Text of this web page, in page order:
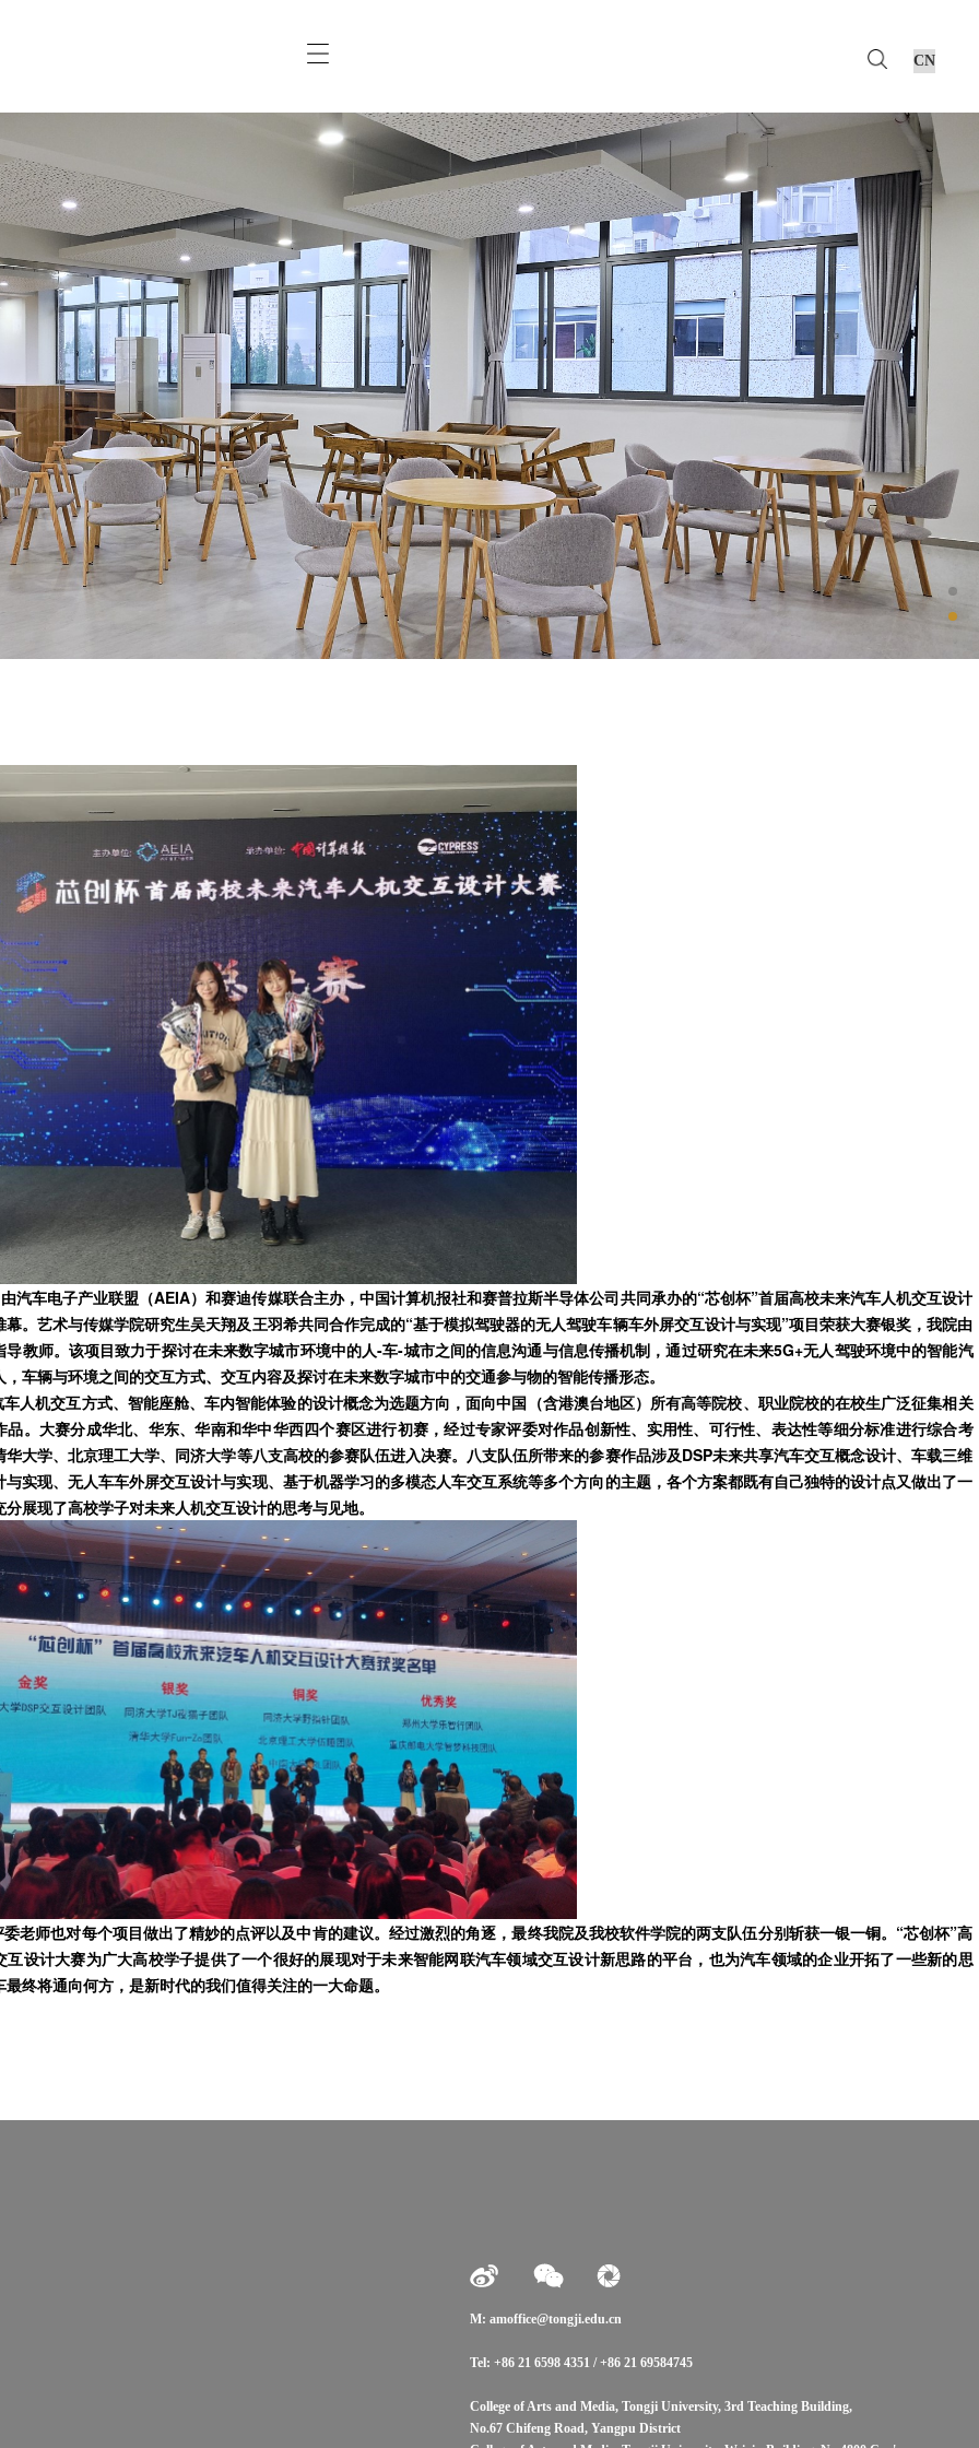
车电子产业联盟（AEIA）和赛迪传媒联合主办，中国计算机报社和赛普拉斯半导体公司共同承办的“芯创杯”首届高校未来汽车人机交互设计
。艺术与传媒学院研究生吴天翔及王羽希共同合作完成的“基于模拟驾驶器的无人驾驶车辆车外屏交互设计与实现”项目荣获大赛银奖，我院由
导教师。该项目致力于探讨在未来数字城市环境中的人-车-城市之间的信息沟通与信息传播机制，通过研究在未来5G+无人驾驶环境中的智能汽
车辆与环境之间的交互方式、交互内容及探讨在未来数字城市中的交通参与物的智能传播形态。
人机交互方式、智能座舱、车内智能体验的设计概念为选题方向，面向中国（含港澳台地区）所有高等院校、职业院校的在校生广泛征集相关
品。大赛分成华北、华东、华南和华中华西四个赛区进行初赛，经过专家评委对作品创新性、实用性、可行性、表达性等细分标准进行综合考
大学、北京理工大学、同济大学等八支高校的参赛队伍进入决赛。八支队伍所带来的参赛作品涉及DSP未来共享汽车交互概念设计、车载三维
实现、无人车车外屏交互设计与实现、基于机器学习的多模态人车交互系统等多个方向的主题，各个方案都既有自己独特的设计点又做出了一
展现了高校学子对未来人机交互设计的思考与见地。
老师也对每个项目做出了精妙的点评以及中肯的建议。经过激烈的角逐，最终我院及我校软件学院的两支队伍分别斩获一银一铜。“芯创杯”高
互设计大赛为广大高校学子提供了一个很好的展现对于未来智能网联汽车领域交互设计新思路的平台，也为汽车领域的企业开拓了一些新的思
终将通向何方，是新时代的我们值得关注的一大命题。
M: amoffice@tongji.edu.cn
Tel: +86 21 6598 4351 / +86 21 69584745
College of Arts and Media, Tongji University, 3rd Teaching Building,
No.67 Chifeng Road, Yangpu District